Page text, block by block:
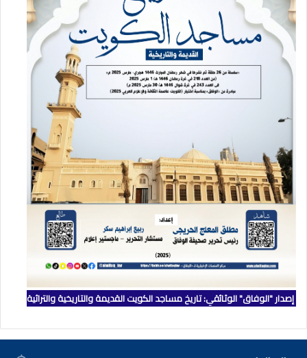
إصدار "الوفاق" الوثائقي: تاريخ مساجد الكويت القديمة والتاريخية والتراثية